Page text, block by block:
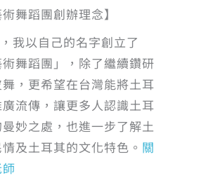
術舞蹈團創辦理念】
我以自己的名字創立了
術舞蹈團」，除了繼續鑽研
，更希望在台灣能將土耳
流傳，讓更多人認識土耳
妙之處，也進一步了解土
及土耳其的文化特色。 關